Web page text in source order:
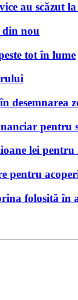
au scăzut
din nou
tot în lume
desemnarea
pentru
lei
pentru
folosită în